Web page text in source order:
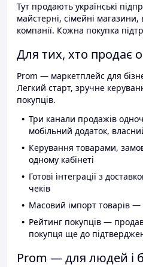
Тут продають українські
майстерні, сімейні
компанії. Кожна покупка
Для тих, хто продає
Prom — маркетплейс для
Легкий старт, зручне
покупців.
Три канали продажів
мобільний додаток,
Керування товарами,
одному кабінеті
Готові інтеграції з
чеків
Масовий імпорт товарів —
Рейтинг покупців —
покупця ще до
Prom — для людей і